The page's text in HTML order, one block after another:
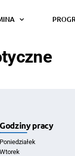
Godziny pracy
Poniedziałek
Wtorek